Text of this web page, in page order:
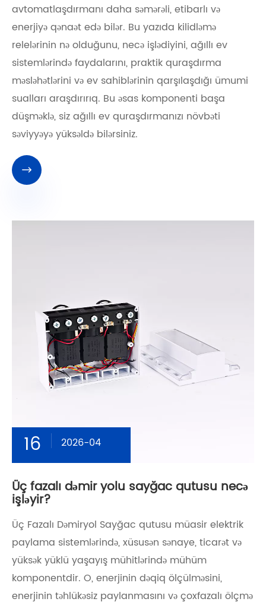
avtomatlaşdırmanı daha səmərəli, etibarlı və
enerjiyə qənaət edə bilər. Bu yazıda kilidləmə
relelərinin nə olduğunu, necə işlədiyini, ağıllı ev
sistemlərində faydalarını, praktik quraşdırma
məsləhətlərini və ev sahiblərinin qarşılaşdığı ümumi
sualları araşdırırıq. Bu əsas komponenti başa
düşməklə, siz ağıllı ev quraşdırmanızı növbəti
səviyyəyə yüksəldə bilərsiniz.

16 2026-04
Üç fazalı dəmir yolu sayğac qutusu necə
işləyir?
Üç Fazalı Dəmiryol Sayğac qutusu müasir elektrik
paylama sistemlərində, xüsusən sənaye, ticarət və
yüksək yüklü yaşayış mühitlərində mühüm
komponentdir. O, enerjinin dəqiq ölçülməsini,
enerjinin təhlükəsiz paylanmasını və çoxfazalı ölçmə